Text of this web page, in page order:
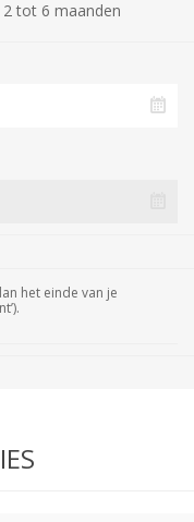
2 tot 6 maanden
het einde van je